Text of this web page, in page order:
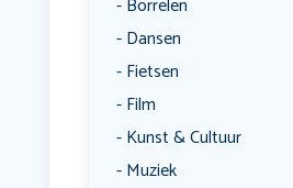
Borrelen
Dansen
Fietsen
Film
Kunst & Cultuur
Muziek